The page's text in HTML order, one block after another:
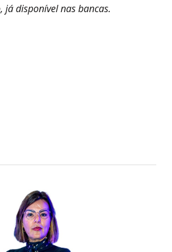
já disponível nas bancas.